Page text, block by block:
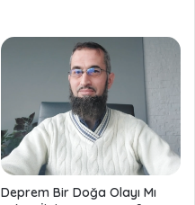
Deprem Bir Doğa Olayı Mı